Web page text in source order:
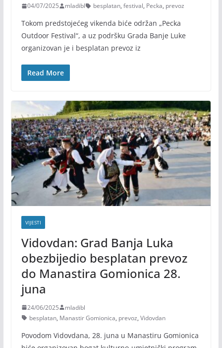
04/07/2025 mladibl besplatan, festival, Pecka, prevoz
Tokom predstojećeg vikenda biće održan „Pecka
Outdoor Festival“, a uz podršku Grada Banje Luke
organizovan je i besplatan prevoz iz
Read More
VIJESTI
Vidovdan: Grad Banja Luka
obezbijedio besplatan prevoz
do Manastira Gomionica 28.
juna
24/06/2025
mladibl
besplatan, Manastir Gomionica, prevoz, Vidovdan
Povodom Vidovdana, 28. juna u Manastiru Gomionica